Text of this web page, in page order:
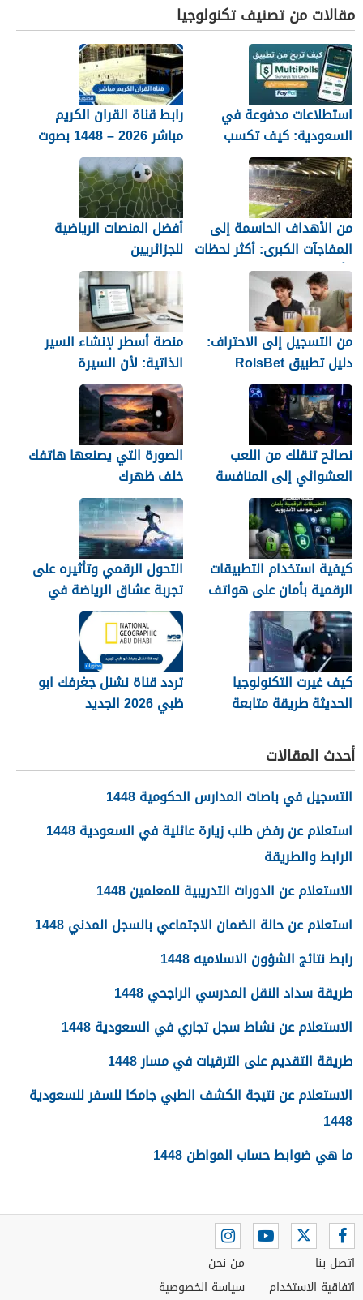
مقالات من تصنيف تكنولوجيا
استطلاعات مدفوعة في
السعودية: كيف تكسب
المال مع MultiPolls
رابط قناة القران الكريم
مباشر 2026 – 1448 بصوت
جميل
من الأهداف الحاسمة إلى
المفاجآت الكبرى: أكثر لحظات
كأس العالم 2026 التي لا
تُنسى
أفضل المنصات الرياضية
للجزائريين
من التسجيل إلى الاحتراف:
دليل تطبيق RolsBet
للمستخدمين السوريين
منصة أسطر لإنشاء السير
الذاتية: لأن السيرة
العشوائية لن تمنحك وظيفة
نصائح تنقلك من اللعب
العشوائي إلى المنافسة
الصورة التي يصنعها هاتفك
خلف ظهرك
كيفية استخدام التطبيقات
الرقمية بأمان على هواتف
الأندرويد
التحول الرقمي وتأثيره على
تجربة عشاق الرياضة في
الجزائر
كيف غيرت التكنولوجيا
الحديثة طريقة متابعة
تردد قناة نشنل جغرفك ابو
ظبي 2026 الجديد
أحدث المقالات
التسجيل في باصات المدارس الحكومية 1448
استعلام عن رفض طلب زيارة عائلية في السعودية 1448
الرابط والطريقة
الاستعلام عن الدورات التدريبية للمعلمين 1448
استعلام عن حالة الضمان الاجتماعي بالسجل المدني 1448
رابط نتائج الشؤون الاسلاميه 1448
طريقة سداد النقل المدرسي الراجحي 1448
الاستعلام عن نشاط سجل تجاري في السعودية 1448
طريقة التقديم على الترقيات في مسار 1448
الاستعلام عن نتيجة الكشف الطبي جامكا للسفر للسعودية
1448
ما هي ضوابط حساب المواطن 1448
اتصل بنا
اتفاقية الاستخدام
من نحن
سياسة الخصوصية